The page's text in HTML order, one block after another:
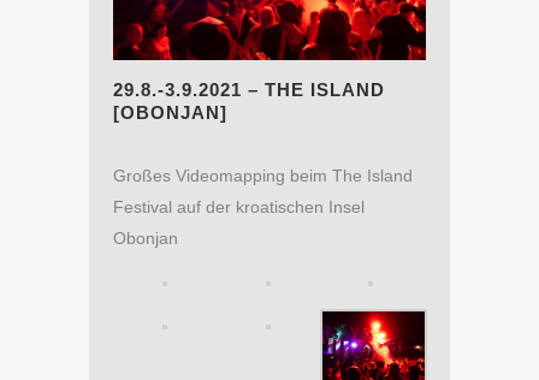
29.8.-3.9.2021 – THE ISLAND
[OBONJAN]
Großes Videomapping beim The Island
Festival auf der kroatischen Insel
Obonjan